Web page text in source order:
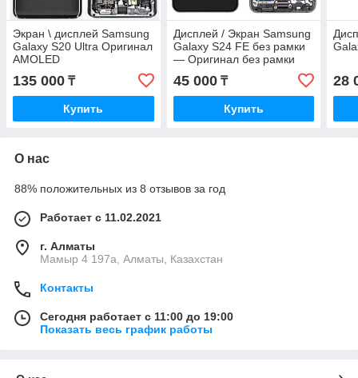
Экран \ дисплей Samsung
Galaxy S20 Ultra Оригинал
AMOLED
135 000 ₸
Купить
Дисплей / Экран Samsung
Galaxy S24 FE без рамки
— Оригинал без рамки
45 000₸
Купить
28
О нас
88% положительных из 8 отзывов за год
Работает с 11.02.2021
г. Алматы
Мамыр 4 197а, Алматы, Казахстан
Контакты
Сегодня работает с 11:00 до 19:00
Показать весь график работы